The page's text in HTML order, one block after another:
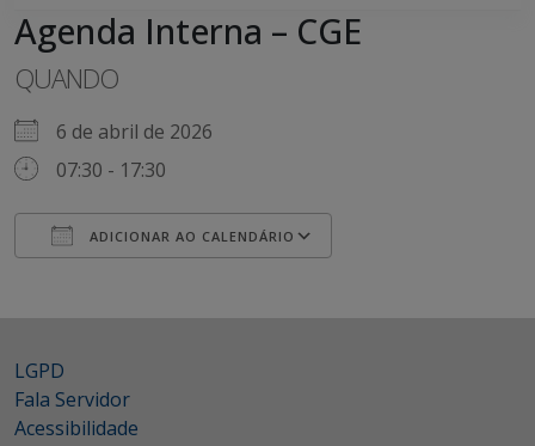
Agenda Interna – CGE
QUANDO
6 de abril de 2026
07:30 - 17:30
ADICIONAR AO CALENDÁRIO
LGPD
Fala Servidor
Acessibilidade